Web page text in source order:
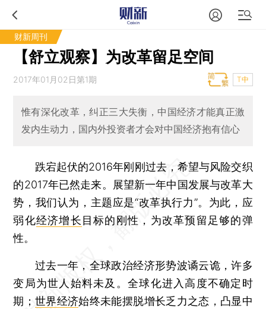
财新周刊
【舒立观察】为改革留足空间
2017年01月02日第1期 T中
惟有深化改革，纠正三大失衡，中国经济才能真正激
发内生动力，国内外投资者才会对中国经济抱有信心
跌宕起伏的2016年刚刚过去，希望与风险交织
的2017年已然走来。展望新一年中国发展与改革大
势，我们认为，主题应是“改革执行力”。为此，应
弱化经济增长目标的刚性，为改革预留足够的弹
性。
过去一年，全球政治经济形势波谲云诡，许多
变局为世人始料未及。全球化进入高度不确定时
期； 世界经济始终未能摆脱增长乏力之态，凸显中